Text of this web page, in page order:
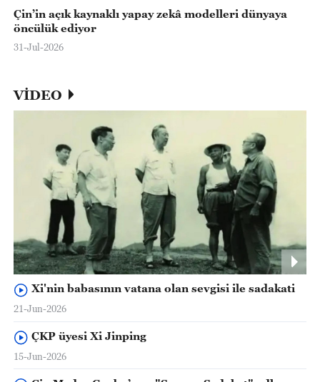
Çin’in açık kaynaklı yapay zekâ modelleri dünyaya
öncülük ediyor
31-Jul-2026
VİDEO
Xi'nin babasının vatana olan sevgisi ile sadakati
21-Jun-2026
ÇKP üyesi Xi Jinping
15-Jun-2026